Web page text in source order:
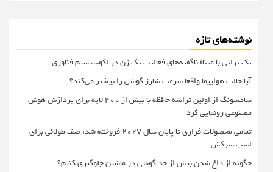
نوشته‌های تازه
تک تراپی با مینا؛ ناگفته‌های فعالیت یک زن در اکوسیستم فناوری
آیا حالت هواپیما واقعا سرعت شارژ گوشی را بیشتر می‌کند؟
سامسونگ از اولین تراشه حافظه با بیش از ۴۰۰ لایه برای پردازش هوش
مصنوعی رونمایی کرد
تمامی محصولات فراری تا پایان سال ۲۰۲۷ فروخته شد؛ صف طولانی برای
اسب سرکش
چگونه از داغ شدن بیش از حد گوشی در ماشین جلوگیری کنیم؟